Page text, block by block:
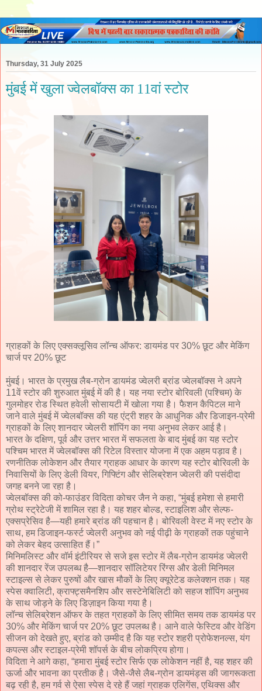
Thursday, 31 July 2025
मुंबई में खुला ज्वेलबॉक्स का 11वां स्टोर
ग्राहकों के लिए एक्सक्लूसिव लॉन्च ऑफर: डायमंड पर 30% छूट और मेकिंग
चार्ज पर 20% छूट
मुंबई। भारत के प्रमुख लैब-ग्रोन डायमंड ज्वेलरी ब्रांड ज्वेलबॉक्स ने अपने
11वें स्टोर की शुरुआत मुंबई में की है। यह नया स्टोर बोरिवली (पश्चिम) के
गुलमोहर रोड स्थित हवेली सोसायटी में खोला गया है। फैशन कैपिटल माने
जाने वाले मुंबई में ज्वेलबॉक्स की यह एंट्री शहर के आधुनिक और डिजाइन-प्रेमी
ग्राहकों के लिए शानदार ज्वेलरी शॉपिंग का नया अनुभव लेकर आई है।
भारत के दक्षिण, पूर्व और उत्तर भारत में सफलता के बाद मुंबई का यह स्टोर
पश्चिम भारत में ज्वेलबॉक्स की रिटेल विस्तार योजना में एक अहम पड़ाव है।
रणनीतिक लोकेशन और तैयार ग्राहक आधार के कारण यह स्टोर बोरिवली के
निवासियों के लिए डेली वियर, गिफ्टिंग और सेलिब्रेशन ज्वेलरी की पसंदीदा
जगह बनने जा रहा है।
ज्वेलबॉक्स की को-फाउंडर विदिता कोचर जैन ने कहा, “मुंबई हमेशा से हमारी
ग्रोथ स्ट्रेटेजी में शामिल रहा है। यह शहर बोल्ड, स्टाइलिश और सेल्फ-
एक्सप्रेसिव है—यही हमारे ब्रांड की पहचान है। बोरिवली वेस्ट में नए स्टोर के
साथ, हम डिजाइन-फर्स्ट ज्वेलरी अनुभव को नई पीढ़ी के ग्राहकों तक पहुंचाने
को लेकर बेहद उत्साहित हैं।”
मिनिमलिस्ट और वॉर्म इंटीरियर से सजे इस स्टोर में लैब-ग्रोन डायमंड ज्वेलरी
की शानदार रेंज उपलब्ध है—शानदार सॉलिटेयर रिंग्स और डेली मिनिमल
स्टाइल्स से लेकर पुरुषों और खास मौकों के लिए क्यूरेटेड कलेक्शन तक। यह
स्पेस क्वालिटी, क्राफ्ट्समैनशिप और सस्टेनेबिलिटी को सहज शॉपिंग अनुभव
के साथ जोड़ने के लिए डिज़ाइन किया गया है।
लॉन्च सेलिब्रेशन ऑफर के तहत ग्राहकों के लिए सीमित समय तक डायमंड पर
30% और मेकिंग चार्ज पर 20% छूट उपलब्ध है। आने वाले फेस्टिव और वेडिंग
सीजन को देखते हुए, ब्रांड को उम्मीद है कि यह स्टोर शहरी प्रोफेशनल्स, यंग
कपल्स और स्टाइल-प्रेमी शॉपर्स के बीच लोकप्रिय होगा।
विदिता ने आगे कहा, “हमारा मुंबई स्टोर सिर्फ एक लोकेशन नहीं है, यह शहर की
ऊर्जा और भावना का प्रतीक है। जैसे-जैसे लैब-ग्रोन डायमंड्स की जागरूकता
बढ़ रही है, हम गर्व से ऐसा स्पेस दे रहे हैं जहां ग्राहक एलिगेंस, एथिक्स और